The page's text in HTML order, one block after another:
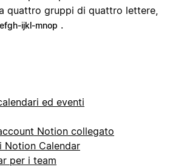
quattro gruppi di quattro lettere,
ijkl-mnop .
ed eventi
Notion collegato
Notion Calendar
per i team